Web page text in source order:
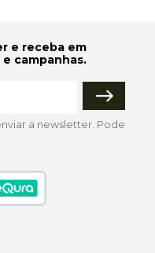
e receba em
e campanhas.
a newsletter. Pode